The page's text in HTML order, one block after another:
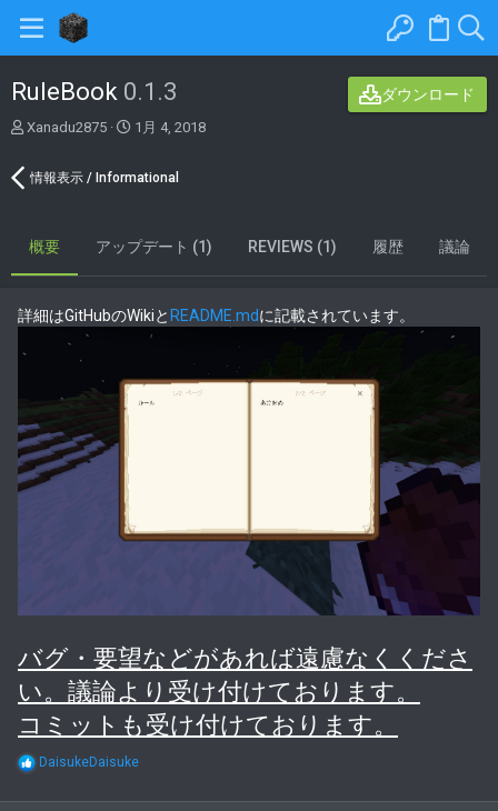
RuleBook 0.1.3 ダウンロード
著
Xanadu2875
C
a
o
a
t
1月 4, 2018
情報表示 / Informational
概要 アップデート (1) REVIEWS (1) 履歴 議論
詳細はGitHubのWikiと README.mdに記載されています。
バグ・要望などがあれば遠慮なくくださ
い。議論より受け付けております。
コミットも受け付けております。
RDaisukeDaisuke